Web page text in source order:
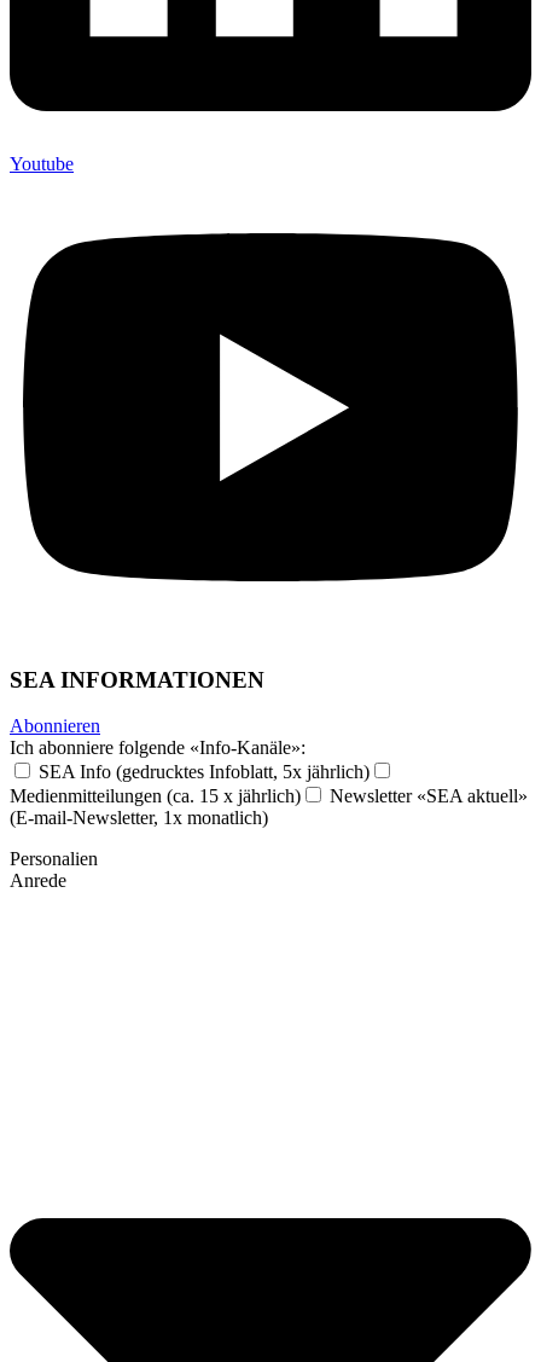
Youtube
SEA INFORMATIONEN
Abonnieren
Ich abonniere folgende «Info-Kanäle»:
SEA Info (gedrucktes Infoblatt, 5x jährlich)
Medienmitteilungen (ca. 15 x jährlich)
Newsletter «SEA aktuell»
(E-mail-Newsletter, 1x monatlich)
Personalien
Anrede